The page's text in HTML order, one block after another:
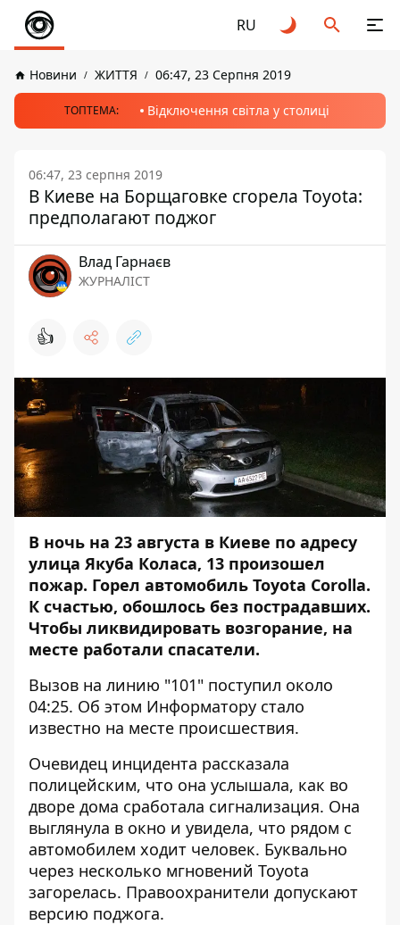
RU
Новини ЖИТТЯ 06:47, 23 Серпня 2019
ТОПТЕМА: Відключення світла у столиці
06:47, 23 серпня 2019
В Киеве на Борщаговке сгорела Toyota:
предполагают поджог
Влад Гарнаєв
ЖУРНАЛІСТ
👍
В ночь на 23 августа в Киеве по адресу
улица Якуба Коласа, 13 произошел
пожар. Горел автомобиль Toyota Corolla.
К счастью, обошлось без пострадавших.
Чтобы ликвидировать возгорание, на
месте работали спасатели.
Вызов на линию "101" поступил около
04:25. Об этом Информатору стало
известно на месте происшествия.
Очевидец инцидента рассказала
полицейским, что она услышала, как во
дворе дома сработала сигнализация. Она
выглянула в окно и увидела, что рядом с
автомобилем ходит человек. Буквально
через несколько мгновений Toyota
загорелась. Правоохранители допускают
версию поджога.